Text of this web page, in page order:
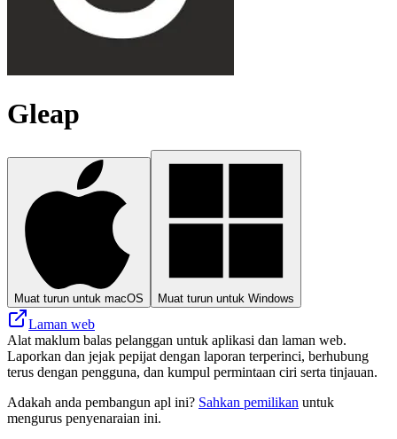
Gleap
Muat turun untuk macOS Muat turun untuk Windows
Laman web
Alat maklum balas pelanggan untuk aplikasi dan laman web.
Laporkan dan jejak pepijat dengan laporan terperinci, berhubung
terus dengan pengguna, dan kumpul permintaan ciri serta tinjauan.
Adakah anda pembangun apl ini? Sahkan pemilikan untuk
mengurus penyenaraian ini.